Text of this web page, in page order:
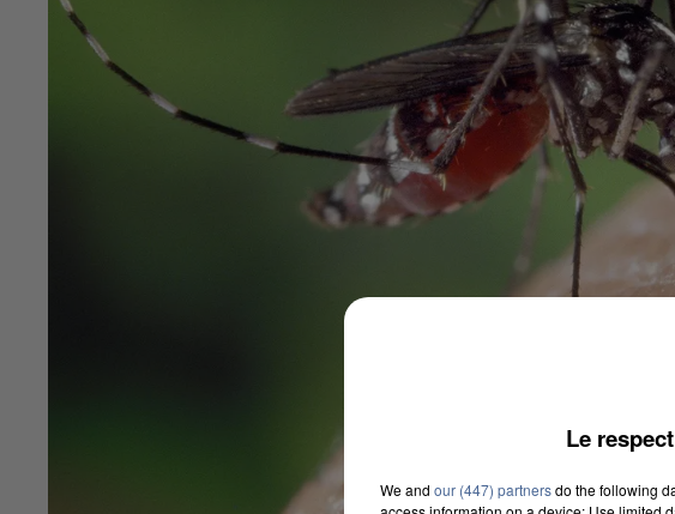
Le
We and our (447) partnersdo the following